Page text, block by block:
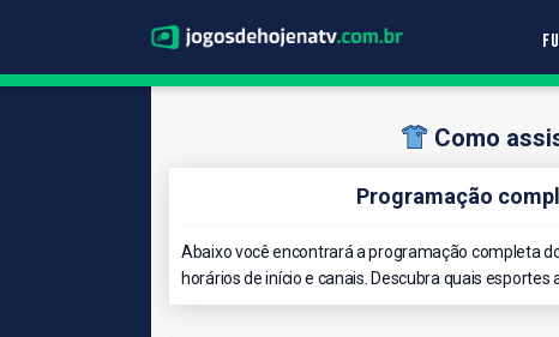
Como
Programação
Abaixo você encontrará a programação completa
horários de início e canais. Descubra quais